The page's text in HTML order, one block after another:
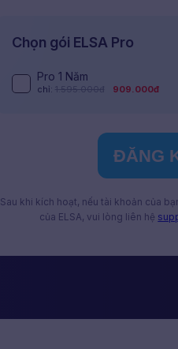
Chọn gói ELSA Pro
Pro 1 Năm
chỉ: 1.595.000đ 909.000đ
ĐĂNG
Sau khi kích hoạt, nếu tài khoản của
của ELSA, vui lòng liên hệ